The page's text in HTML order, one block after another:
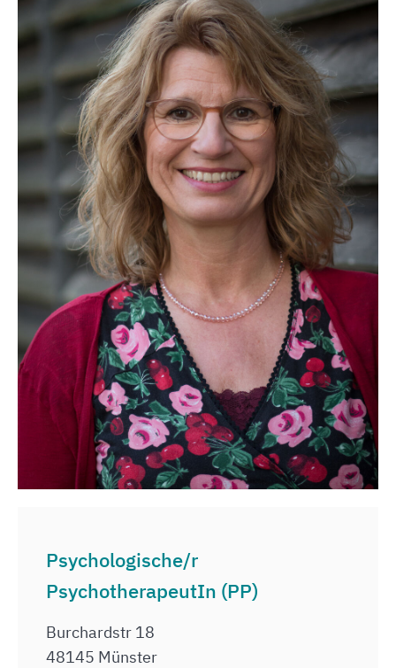
Psychologische/r
PsychotherapeutIn (PP)
Burchardstr 18
48145 Münster